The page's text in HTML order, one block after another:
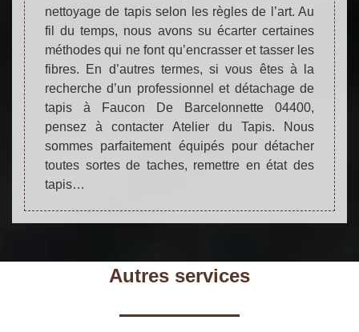
nettoyage de tapis selon les règles de l’art. Au
fil du temps, nous avons su écarter certaines
méthodes qui ne font qu’encrasser et tasser les
fibres. En d’autres termes, si vous êtes à la
recherche d’un professionnel et détachage de
tapis à Faucon De Barcelonnette 04400,
pensez à contacter Atelier du Tapis. Nous
sommes parfaitement équipés pour détacher
toutes sortes de taches, remettre en état des
tapis…
Autres services